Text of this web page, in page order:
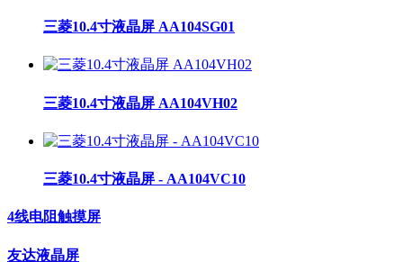
三菱10.4寸液晶屏 AA104SG01
三菱10.4寸液晶屏 AA104VH02
三菱10.4寸液晶屏 - AA104VC10
4线电阻触摸屏
友达液晶屏